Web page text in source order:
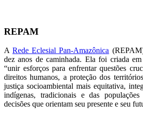
REPAM
ARede Eclesial Pan-Amazônica
dez anos de caminhada. Ela foi criada
“unir esforços para enfrentar questões
direitos humanos, a proteção dos
justiça socioambiental mais equitativa,
indígenas, tradicionais e das
decisões que orientam seu presente e seu